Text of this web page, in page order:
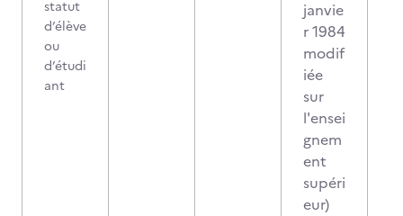
statut
d’élève
ou
d’étudi
ant
janvie
r 1984
modif
iée
sur
l'ensei
gnem
ent
supéri
eur)